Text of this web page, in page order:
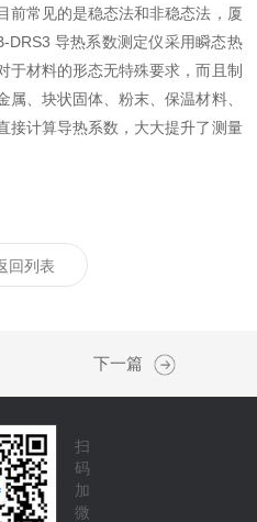
前常见的是稳态法和非稳态法，厦
DRS3 导热系数测定仪采用瞬态热
于材料的形态无特殊要求，而且制
、块状固体、粉末、保温材料、
接计算导热系数，大大提升了测量
回列表
下一篇
扫
码
加
微